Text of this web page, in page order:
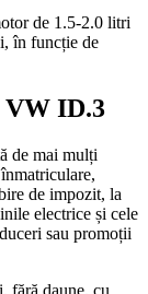
de 1.5-2.0 litri
în funcție de
VW ID.3
de mai mulți
de impozit, la
electrice și cele
sau promoții
fără daune, cu